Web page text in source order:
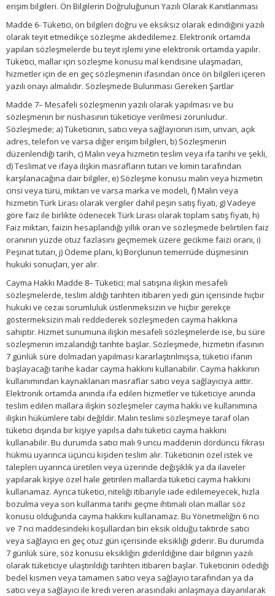
erişim bilgileri. Ön Bilgilerin Doğruluğunun Yazılı Olarak Kanıtlanması
Madde 6- Tüketici, ön bilgileri doğru ve eksiksiz olarak edindiğini yazılı
olarak teyit etmedikçe sözleşme akdedilemez. Elektronik ortamda
yapılan sözleşmelerde bu teyit işlemi yine elektronik ortamda yapılır.
Tüketici, mallar için sözleşme konusu mal kendisine ulaşmadan,
hizmetler için de en geç sözleşmenin ifasından önce ön bilgileri içeren
yazılı onayı almalıdır. Sözleşmede Bulunması Gereken Şartlar
Madde 7– Mesafeli sözleşmenin yazılı olarak yapılması ve bu
sözleşmenin bir nüshasının tüketiciye verilmesi zorunludur.
Sözleşmede; a) Tüketicinin, satıcı veya sağlayıcının isim, unvan, açık
adres, telefon ve varsa diğer erişim bilgileri, b) Sözleşmenin
düzenlendiği tarih, c) Malın veya hizmetin teslim veya ifa tarihi ve şekli,
d) Teslimat ve ifaya ilişkin masrafların tutarı ve kimin tarafından
karşılanacağına dair bilgiler, e) Sözleşme konusu malın veya hizmetin
cinsi veya türü, miktarı ve varsa marka ve modeli, f) Malın veya
hizmetin Türk Lirası olarak vergiler dahil peşin satış fiyatı, g) Vadeye
göre faiz ile birlikte ödenecek Türk Lirası olarak toplam satış fiyatı, h)
Faiz miktarı, faizin hesaplandığı yıllık oran ve sözleşmede belirtilen faiz
oranının yüzde otuz fazlasını geçmemek üzere gecikme faizi oranı, ı)
Peşinat tutarı, j) Ödeme planı, k) Borçlunun temerrüde düşmesinin
hukuki sonuçları, yer alır.
Cayma Hakkı Madde 8– Tüketici; mal satışına ilişkin mesafeli
sözleşmelerde, teslim aldığı tarihten itibaren yedi gün içerisinde hiçbir
hukuki ve cezai sorumluluk üstlenmeksizin ve hiçbir gerekçe
göstermeksizin malı reddederek sözleşmeden cayma hakkına
sahiptir. Hizmet sunumuna ilişkin mesafeli sözleşmelerde ise, bu süre
sözleşmenin imzalandığı tarihte başlar. Sözleşmede, hizmetin ifasının
7 günlük süre dolmadan yapılması kararlaştırılmışsa, tüketici ifanın
başlayacağı tarihe kadar cayma hakkını kullanabilir. Cayma hakkının
kullanımından kaynaklanan masraflar satıcı veya sağlayıcıya aittir.
Elektronik ortamda anında ifa edilen hizmetler ve tüketiciye anında
teslim edilen mallara ilişkin sözleşmeler cayma hakkı ve kullanımına
ilişkin hükümlere tabi değildir. Malın teslimi sözleşmeye taraf olan
tüketici dışında bir kişiye yapılsa dahi tüketici cayma hakkını
kullanabilir. Bu durumda satıcı malı 9 uncu maddenin dördüncü fıkrası
hükmü uyarınca üçüncü kişiden teslim alır. Tüketicinin özel istek ve
talepleri uyarınca üretilen veya üzerinde değişiklik ya da ilaveler
yapılarak kişiye özel hale getirilen mallarda tüketici cayma hakkını
kullanamaz. Ayrıca tüketici, niteliği itibariyle iade edilemeyecek, hızla
bozulma veya son kullanma tarihi geçme ihtimali olan mallar söz
konusu olduğunda cayma hakkını kullanamaz. Bu Yönetmeliğin 6 ncı
ve 7 nci maddesindeki koşullardan biri eksik olduğu taktirde satıcı
veya sağlayıcı en geç otuz gün içerisinde eksikliği giderir. Bu durumda
7 günlük süre, söz konusu eksikliğin giderildiğine dair bilginin yazılı
olarak tüketiciye ulaştırıldığı tarihten itibaren başlar. Tüketicinin ödediği
bedel kısmen veya tamamen satıcı veya sağlayıcı tarafından ya da
satıcı veya sağlayıcı ile kredi veren arasındaki anlaşmaya dayanılarak